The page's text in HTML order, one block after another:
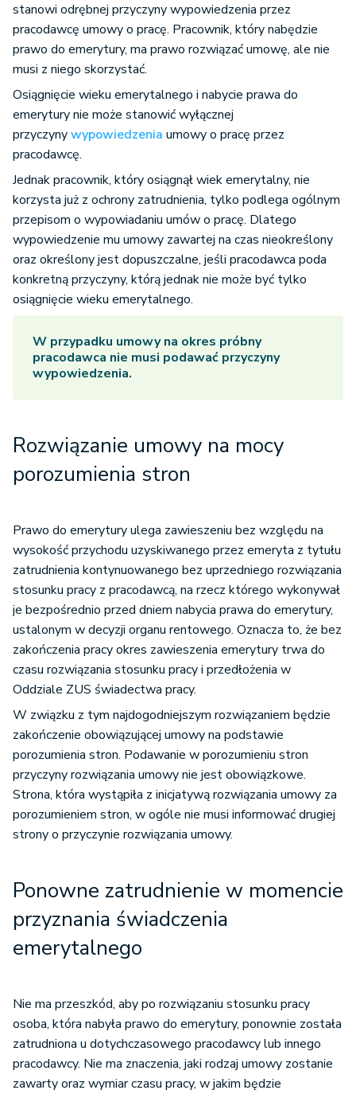
stanowi odrębnej przyczyny wypowiedzenia przez
pracodawcę umowy o pracę. Pracownik, który nabędzie
prawo do emerytury, ma prawo rozwiązać umowę, ale nie
musi z niego skorzystać.
Osiągnięcie wieku emerytalnego i nabycie prawa do
emerytury nie może stanowić wyłącznej
przyczynywypowiedzenia umowy o pracę przez
pracodawcę.
Jednak pracownik, który osiągnął wiek emerytalny, nie
korzysta już z ochrony zatrudnienia, tylko podlega ogólnym
przepisom o wypowiadaniu umów o pracę. Dlatego
wypowiedzenie mu umowy zawartej na czas nieokreślony
oraz określony jest dopuszczalne, jeśli pracodawca poda
konkretną przyczyny, którą jednak nie może być tylko
osiągnięcie wieku emerytalnego.
W przypadku umowy na okres próbny
pracodawca nie musi podawać przyczyny
wypowiedzenia.
Rozwiązanie umowy na mocy
porozumienia stron
Prawo do emerytury ulega zawieszeniu bez względu na
wysokość przychodu uzyskiwanego przez emeryta z tytułu
zatrudnienia kontynuowanego bez uprzedniego rozwiązania
stosunku pracy z pracodawcą, na rzecz którego wykonywał
je bezpośrednio przed dniem nabycia prawa do emerytury,
ustalonym w decyzji organu rentowego. Oznacza to, że bez
zakończenia pracy okres zawieszenia emerytury trwa do
czasu rozwiązania stosunku pracy i przedłożenia w
Oddziale ZUS świadectwa pracy.
W związku z tym najdogodniejszym rozwiązaniem będzie
zakończenie obowiązującej umowy na podstawie
porozumienia stron. Podawanie w porozumieniu stron
przyczyny rozwiązania umowy nie jest obowiązkowe.
Strona, która wystąpiła z inicjatywą rozwiązania umowy za
porozumieniem stron, w ogóle nie musi informować drugiej
strony o przyczynie rozwiązania umowy.
Ponowne zatrudnienie w momencie
przyznania świadczenia
emerytalnego
Nie ma przeszkód, aby po rozwiązaniu stosunku pracy
osoba, która nabyła prawo do emerytury, ponownie została
zatrudniona u dotychczasowego pracodawcy lub innego
pracodawcy. Nie ma znaczenia, jaki rodzaj umowy zostanie
zawarty oraz wymiar czasu pracy, w jakim będzie